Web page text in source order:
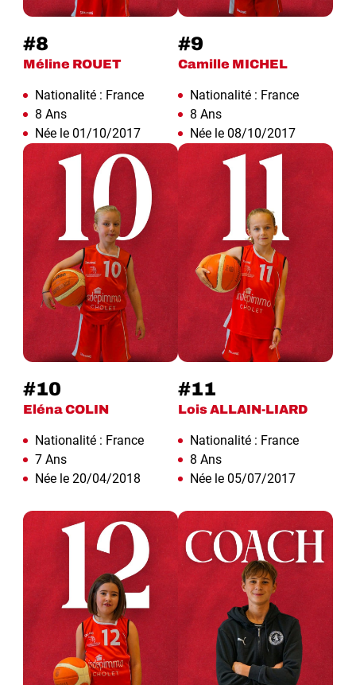
#8
Méline ROUET
Nationalité : France
8 Ans
Née le 01/10/2017
#9
Camille MICHEL
Nationalité : France
8 Ans
Née le 08/10/2017
#10
Eléna COLIN
Nationalité : France
7 Ans
Née le 20/04/2018
#11
Lois ALLAIN-LIARD
Nationalité : France
8 Ans
Née le 05/07/2017